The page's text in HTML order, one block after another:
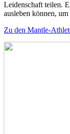
Leidenschaft teilen.
ausleben können,
Zu den Mantle-